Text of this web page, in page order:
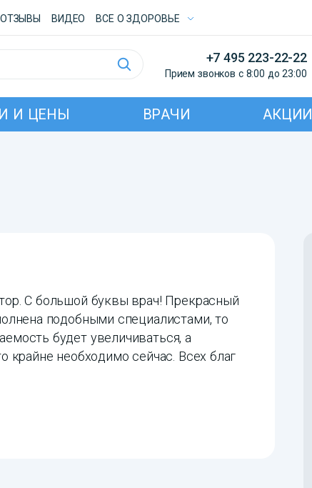
ОТЗЫВЫ ВИДЕО ВСE О ЗДОРОВЬЕ
+7 495 223-22-22
Прием звонков с 8:00 до 23:00
И ЦЕНЫ ВРАЧИ АКЦИИ
С большой буквы врач! Прекрасный
подобными специалистами, то
будет увеличиваться, а
крайне необходимо сейчас. Всех благ